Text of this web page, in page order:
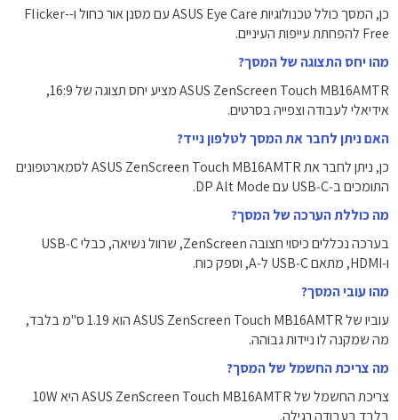
כן, המסך כולל טכנולוגיות ASUS Eye Care עם מסנן אור כחול ו-Flicker-
Free להפחתת עייפות העיניים.
מהו יחס התצוגה של המסך?
ASUS ZenScreen Touch MB16AMTR מציע יחס תצוגה של ‎16:9‎,
אידיאלי לעבודה וצפייה בסרטים.
האם ניתן לחבר את המסך לטלפון נייד?
כן, ניתן לחבר את ASUS ZenScreen Touch MB16AMTR לסמארטפונים
התומכים ב‑USB‑C עם DP Alt Mode.
מה כוללת הערכה של המסך?
בערכה נכללים כיסוי חצובה ZenScreen, שרוול נשיאה, כבלי USB‑C
ו‑HDMI, מתאם USB‑C ל‑A, וספק כוח.
מהו עובי המסך?
עוביו של ASUS ZenScreen Touch MB16AMTR הוא ‎1.19‎ ס"מ בלבד,
מה שמקנה לו ניידות גבוהה.
מה צריכת החשמל של המסך?
צריכת החשמל של ASUS ZenScreen Touch MB16AMTR היא ‎10W‎